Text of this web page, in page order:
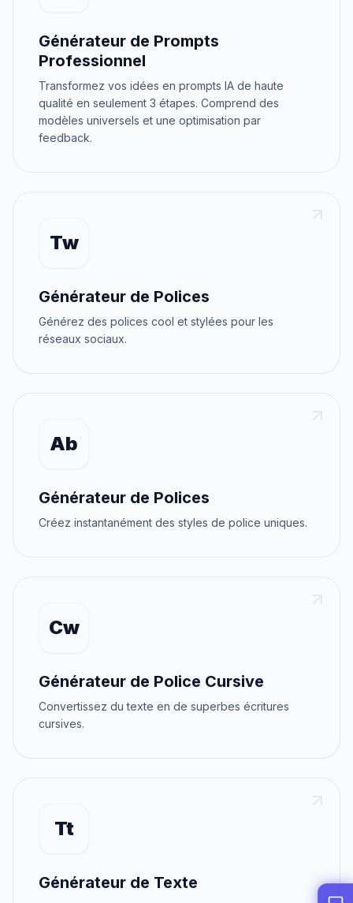
Générateur de Prompts
Professionnel
Transformez vos idées en prompts IA de haute
qualité en seulement 3 étapes. Comprend des
modèles universels et une optimisation par
feedback.
Tw
Générateur de Polices
Générez des polices cool et stylées pour les
réseaux sociaux.
Ab
Générateur de Polices
Créez instantanément des styles de police uniques.
Cw
Générateur de Police Cursive
Convertissez du texte en de superbes écritures
cursives.
Tt
Générateur de Texte